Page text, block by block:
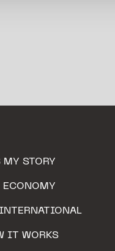
MY STORY
ECONOMY
IT WORKS